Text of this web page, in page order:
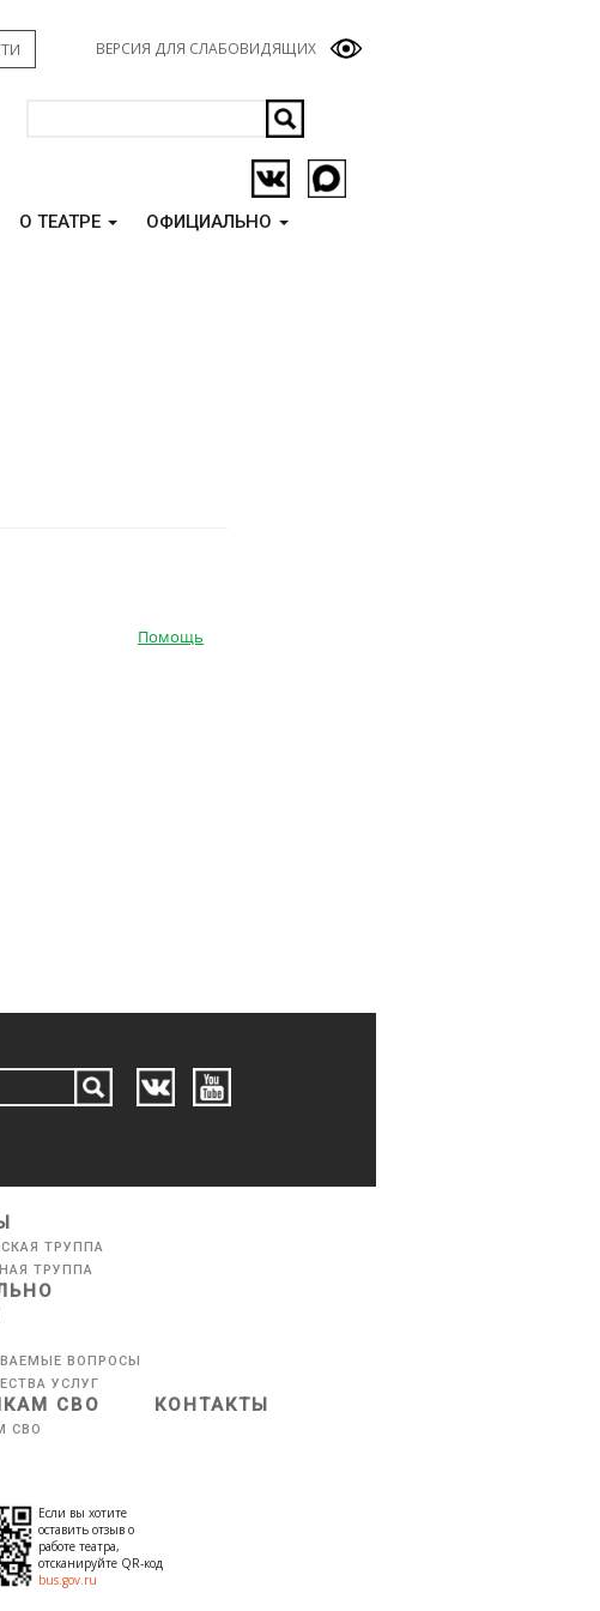
ВЕРСИЯ ДЛЯ СЛАБОВИДЯЩИХ
О ТЕАТРЕ ОФИЦИАЛЬНО
ТРУППА
ТРУППА
ВОПРОСЫ
УСЛУГ
СВО
СВО
КОНТАКТЫ
Если вы хотите
оставить отзыв о
работе театра,
отсканируйте QR-код
bus.gov.ru